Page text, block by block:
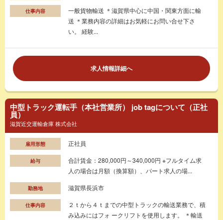
仕事内容
一般貨物輸送 ＊滋賀県中心に中国・関東方面に輸
送 ＊業務内容の詳細はお気軽にお問い合せ下さ
い。 経験...
求人情報詳細へ
中型トラック運転手（本社営業所） job tagについて（正社
員）
滋賀近交運輸倉庫 株式会社
雇用形態 正社員
給与
合計賃金：280,000円～340,000円 ※フルタイム求
人の場合は月額（換算額）、パート求人の場...
勤務地 滋賀県長浜市
仕事内容
２ｔから４ｔまでの中型トラックの輸送業務で、積
み込みにはフォ ークリフトを使用します。 ＊輸送